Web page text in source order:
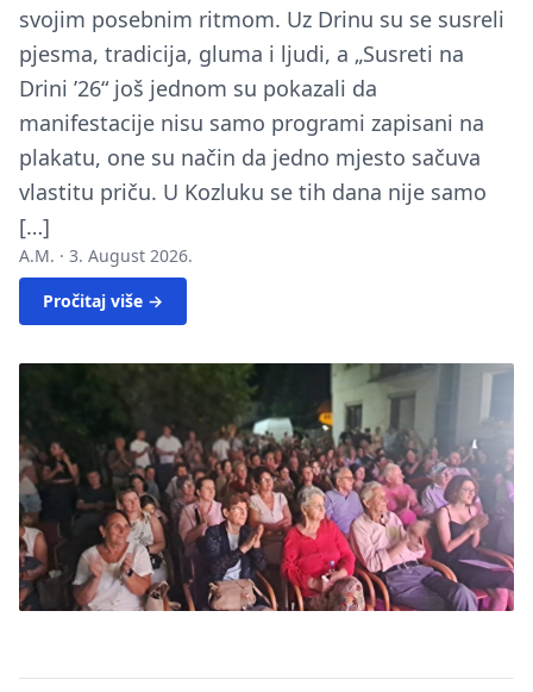
Kontakt
svojim posebnim ritmom. Uz Drinu su se susreli
pjesma, tradicija, gluma i ljudi, a „Susreti na
Drini ’26“ još jednom su pokazali da
manifestacije nisu samo programi zapisani na
plakatu, one su način da jedno mjesto sačuva
vlastitu priču. U Kozluku se tih dana nije samo
[…]
A.M. · 3. August 2026.
Pročitaj više →